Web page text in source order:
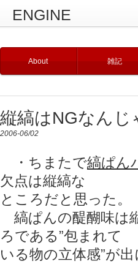
ENGINE
About 雑記
縦縞はNGなんじ
2006-06/02
・ちまたで縞ぱん
欠点は縦縞な
ところだと思った。
縞ぱんの醍醐味は
ろである”包まれて
いる物の立体感”が